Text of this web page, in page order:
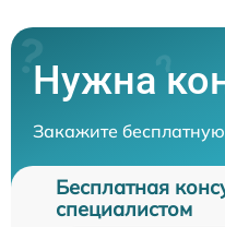
Нужна
Закажите
Бесплатная
специалистом